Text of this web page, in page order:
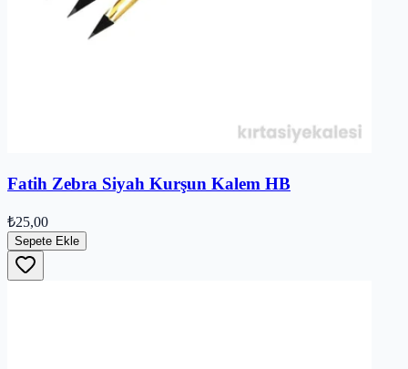
Fatih Zebra Siyah Kurşun Kalem HB
₺25,00
Sepete Ekle